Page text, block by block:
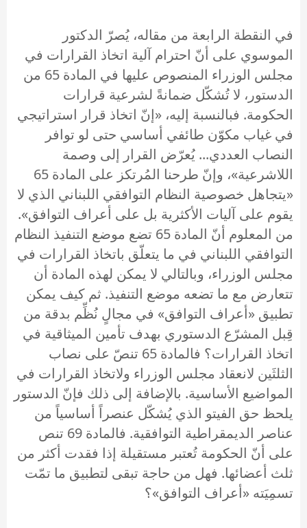
في النقطة الرابعة من مقاله، يُصرّ الدكتور
الموسوي على أنّ احترام آلية اتخاذ القرارات في
مجلس الوزراء المنصوص عليها في المادة 65 من
الدستور، لا تُشكّل ضمانةً لشرعية قرارات
الحكومة. فبالنسبة إليه، «إنّ اتخاذ قرار استراتيجي
في غياب مكوّن طائفي أساسي حتى لو توافر
النصاب العددي... يُعرّض القرار إلى وصمة
اللاشرعية»، وإنّ طرحنا المُرتكز على المادة 65
«يتجاهل خصوصية النظام التوافقي اللبناني الذي لا
يقوم على آليات الأكثرية بل على أعراف التوافق».
من المعلوم أنّ المادة 65 تضع موضع التنفيذ النظام
التوافقي اللبناني في ما يتعلّق باتخاذ القرارات في
مجلس الوزراء، وبالتالي لا يمكن لهذه المادة أن
تتعارض مع ما تضعه موضع التنفيذ. ثم كيف يمكن
تطبيق «أعراف التوافق» في مجالٍ نُظِّم بدقة من
قِبل المشرّع الدستوري بهدف تأمين الميثاقية في
اتخاذ القرارات؟ فالمادة 65 تنصّ على نصاب
الثلثَين لانعقاد مجلس الوزراء ولاتخاذ القرارات في
المواضيع الأساسية. بالإضافة إلى ذلك فإنّ الدستور
يلحظ حق الفيتو الذي يُشكّل عنصراً أساسياً من
عناصر الديمقراطية التوافقية. فالمادة 69 تنص
على أنّ الحكومة تُعتبر مستقيلة إذا فقدت أكثر من
ثلث أعضائها. فهل من حاجة تبقى لتطبيق ما تمّت
تسمِيَته «أعراف التوافق»؟